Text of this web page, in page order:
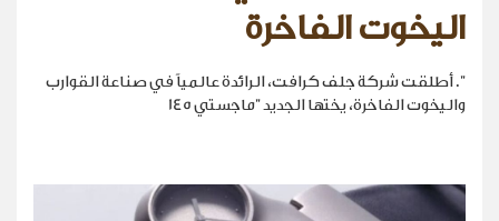
اليخوت الفاخرة
". أطلقت شركة جلف كرافت، الرائدة عالمياً في صناعة القوارب
واليخوت الفاخرة، يختها الجديد "ماجستي 145